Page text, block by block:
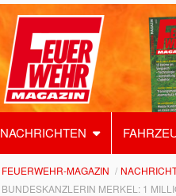
NACHRICHTEN
FEUERWEHR-MAGAZIN
BUNDESKANZLERIN MERKEL: 1